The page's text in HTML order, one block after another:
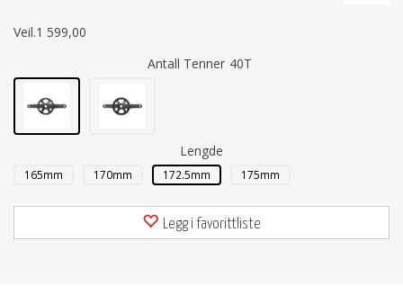
Veil.1 599,00
Antall Tenner 40T
Lengde
165mm 170mm 172.5mm 175mm
Legg i favorittliste